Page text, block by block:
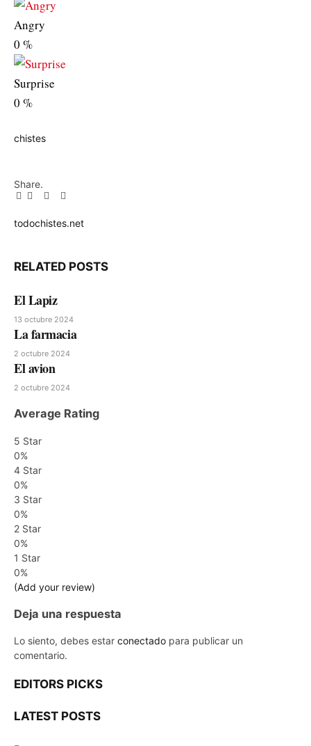
Angry
0 %
Surprise
0 %
chistes
Share.
Facebook
TwitterPinterest
LinkedIn
Tumblr
Email
todochistes.net
RELATED POSTS
El Lapiz
13 octubre 2024
La farmacia
2 octubre 2024
El avion
2 octubre 2024
Average Rating
5 Star
0%
4 Star
0%
3 Star
0%
2 Star
0%
1 Star
0%
(Add your review)
Deja una respuesta
Lo siento, debes estar conectado para publicar un
comentario.
EDITORS PICKS
LATEST POSTS